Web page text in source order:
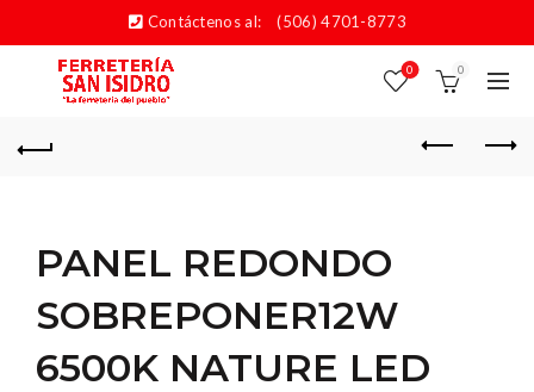
Contáctenos al: (506) 4701-8773
0 0
PANEL REDONDO
SOBREPONER12W
6500K NATURE LED